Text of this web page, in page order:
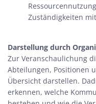
Zuständigkeiten
Darstellung durch
Zur Veranschaulichung
Abteilungen, Positionen
Übersicht darstellen.
erkennen, welche